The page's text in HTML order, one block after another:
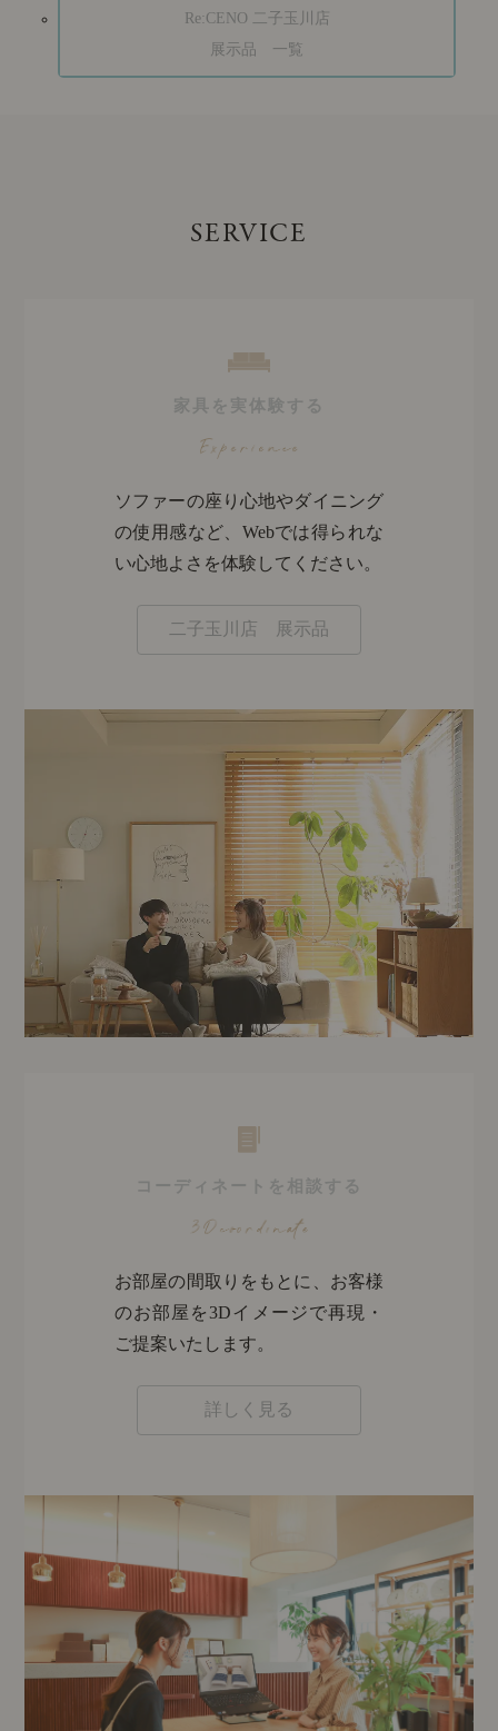
Re:CENO 二子玉川店
展示品 一覧
SERVICE
家具を実体験する
ソファーの座り心地やダイニング
の使用感など、Webでは得られな
い心地よさを体験してください。
二子玉川店 展示品
コーディネートを相談する
お部屋の間取りをもとに、お客様
のお部屋を3Dイメージで再現・
ご提案いたします。
詳しく見る